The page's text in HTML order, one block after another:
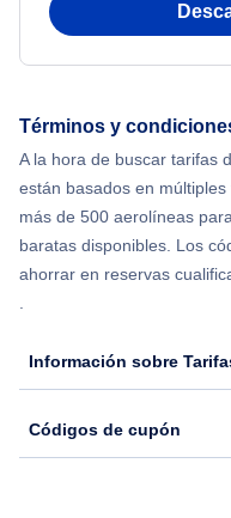
Términos y
A la hora de buscar tarifas
están basados en
más de 500 aerolíneas
baratas disponibles. Los
ahorrar en reservas
.
Información sobre
Códigos de cupón